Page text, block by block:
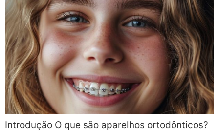
Introdução O que são aparelhos ortodônticos?